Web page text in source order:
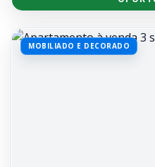
MOBILIADO E DECORADO